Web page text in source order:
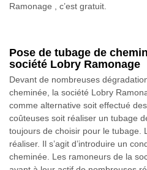
Ramonage , c’est gratuit.
Pose de tubage de
société Lobry Ramonage
Devant de nombreuses
cheminée, la société Lobry
comme alternative soit effectué
coûteuses soit réaliser un tubage
toujours de choisir pour le tubage.
réaliser. Il s’agit d’introduire un
cheminée. Les ramoneurs de la